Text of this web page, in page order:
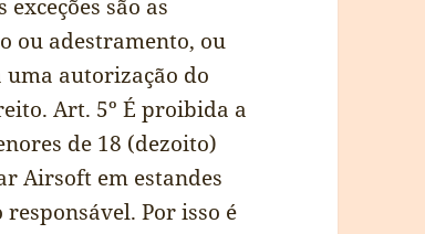
são as
ou adestramento, ou
uma autorização do
Art. 5º É proibida a
de 18 (dezoito)
Airsoft em estandes
Por isso é